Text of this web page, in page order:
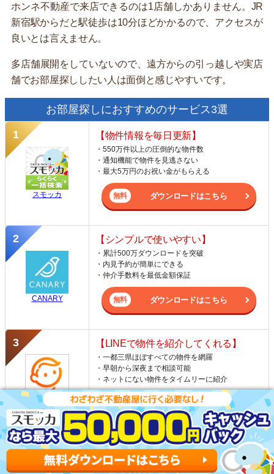
ホンネ不動産で来店できるのは1店舗しかありません。JR
新宿駅からだと駅徒歩は10分ほどかかるので、アクセスが
良いとは言えません。
多店舗展開をしていないので、遠方からの引っ越しや実店
舗でお部屋探ししたい人は面倒と感じやすいです。
お部屋探しにおすすめのサービス3選
スモッカ
【物件情報を毎日更新】
・550万件以上の圧倒的な物件数
・通知機能で物件を見逃さない
・最大5万円のお祝い金がもらえる
ダウンロードはこちら
CANARY
【シンプルで使いやすい】
・累計500万ダウンロードを突破
・内見予約が簡単にできる
・仲介手数料を最低金額保証
ダウンロードはこちら
スミカ
【LINEで物件を紹介してくれる】
・一都三県ほぼすべての物件を網羅
・早朝から深夜まで相談可能
・ネットにない物件をタイムリーに紹介
公式LINEはこちら